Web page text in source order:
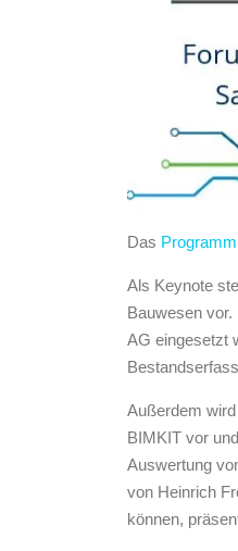
Das Programm
Als Keynote
Bauwesen
AG eingesetzt
Außerdem
BIMKIT vor
Auswertung
von Heinrich
können,